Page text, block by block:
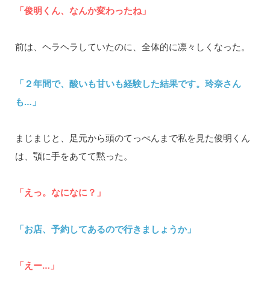
「俊明くん、なんか変わったね」
前は、ヘラヘラしていたのに、全体的に凛々しくなった。
「２年間で、酸いも甘いも経験した結果です。玲奈さん
も…」
まじまじと、足元から頭のてっぺんまで私を見た俊明くん
は、顎に手をあてて黙った。
「えっ。なになに？」
「お店、予約してあるので行きましょうか」
「えー…」